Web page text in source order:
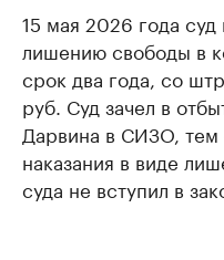
15 мая 2026 года
лишению свободы в
срок два года, со
руб. Суд зачел в
Дарвина в СИЗО, тем
наказания в виде
суда не вступил в